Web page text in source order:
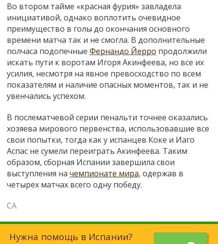
Во втором тайме «красная фурия» завладела
инициативой, однако воплотить очевидное
преимущество в голы до окончания основного
времени матча так и не смогла. В дополнительные
полчаса подопечные Фернандо Йерро продолжили
искать пути к воротам Игоря Акинфеева, но все их
усилия, несмотря на явное превосходство по всем
показателям и наличие опасных моментов, так и не
увенчались успехом.
В послематчевой серии пенальти точнее оказались
хозяева мирового первенства, использовавшие все
свои попытки, тогда как у испанцев Коке и Иаго
Аспас не сумели переиграть Акинфеева. Таким
образом, сборная Испании завершила свои
выступления на чемпионате мира, одержав в
четырех матчах всего одну победу.
СА
Нужна помощь в Испании?